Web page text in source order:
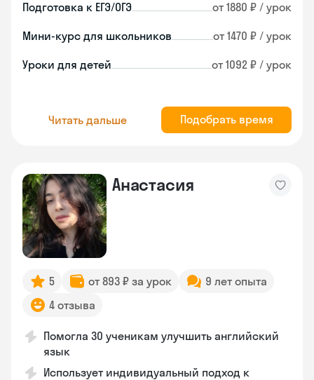
Подготовка к ЕГЭ/ОГЭ от 1880 ₽ / урок
Мини-курс для школьников от 1470 ₽ / урок
Уроки для детей от 1092 ₽ / урок
Читать дальше Подобрать время
Анастасия
5 от 893 ₽ за урок
9 лет опыта
4 отзыва
Помогла 30 ученикам улучшить английский
язык
Использует индивидуальный подход к